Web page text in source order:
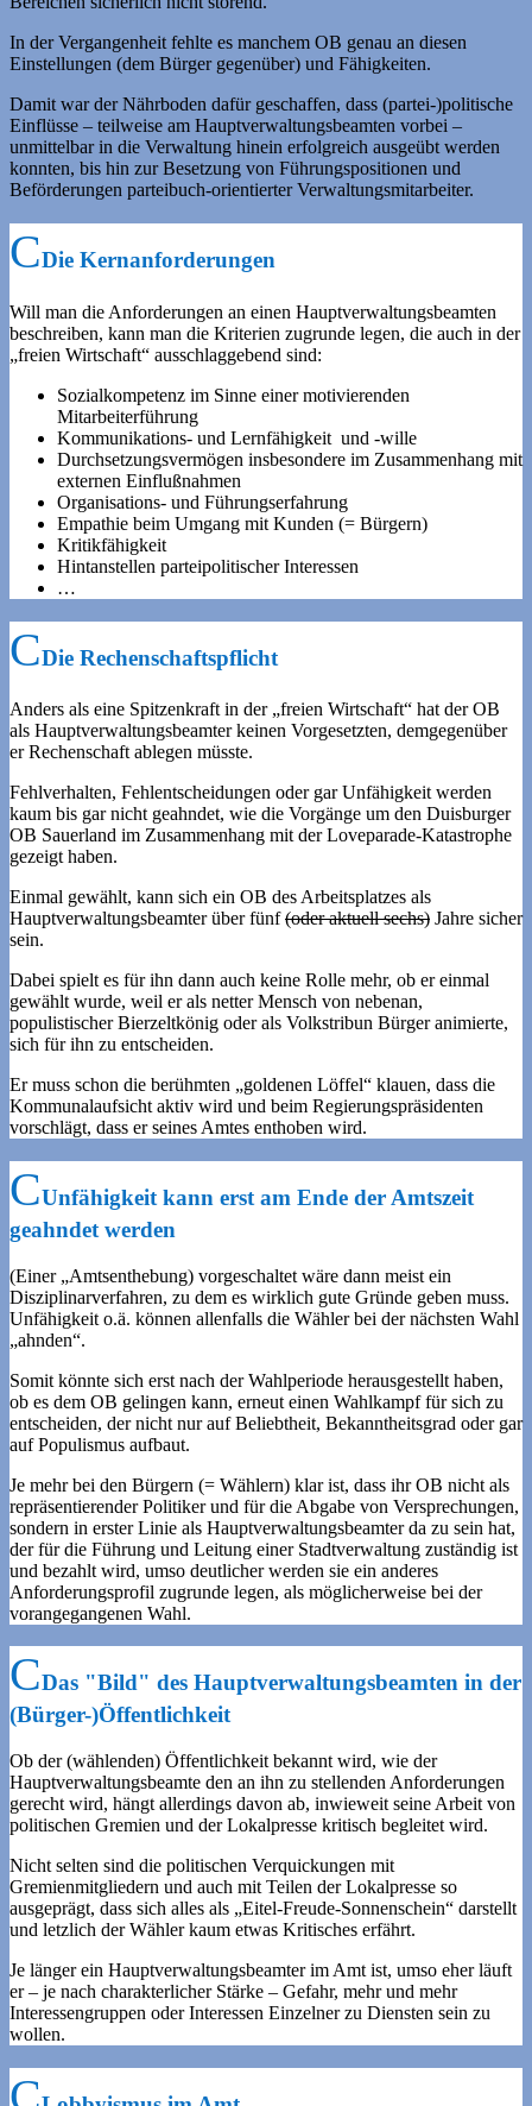
In der Vergangenheit fehlte es manchem OB genau an diesen
Einstellungen (dem Bürger gegenüber) und Fähigkeiten.
Damit war der Nährboden dafür geschaffen, dass (partei-)politische
Einflüsse – teilweise am Hauptverwaltungsbeamten vorbei –
unmittelbar in die Verwaltung hinein erfolgreich ausgeübt werden
konnten, bis hin zur Besetzung von Führungspositionen und
Beförderungen parteibuch-orientierter Verwaltungsmitarbeiter.
Die Kernanforderungen
Will man die Anforderungen an einen Hauptverwaltungsbeamten
beschreiben, kann man die Kriterien zugrunde legen, die auch in der
„freien Wirtschaft“ ausschlaggebend sind:
Sozialkompetenz im Sinne einer motivierenden
Mitarbeiterführung
Kommunikations- und Lernfähigkeit und -wille
Durchsetzungsvermögen insbesondere im Zusammenhang mit
externen Einflußnahmen
Organisations- und Führungserfahrung
Empathie beim Umgang mit Kunden (= Bürgern)
Kritikfähigkeit
Hintanstellen parteipolitischer Interessen
…
Die Rechenschaftspflicht
Anders als eine Spitzenkraft in der „freien Wirtschaft“ hat der OB
als Hauptverwaltungsbeamter keinen Vorgesetzten, demgegenüber
er Rechenschaft ablegen müsste.
Fehlverhalten, Fehlentscheidungen oder gar Unfähigkeit werden
kaum bis gar nicht geahndet, wie die Vorgänge um den Duisburger
OB Sauerland im Zusammenhang mit der Loveparade-Katastrophe
gezeigt haben.
Einmal gewählt, kann sich ein OB des Arbeitsplatzes als
Hauptverwaltungsbeamter über fünf(oder aktuell sechs) Jahre sicher
sein.
Dabei spielt es für ihn dann auch keine Rolle mehr, ob er einmal
gewählt wurde, weil er als netter Mensch von nebenan,
populistischer Bierzeltkönig oder als Volkstribun Bürger animierte,
sich für ihn zu entscheiden.
Er muss schon die berühmten „goldenen Löffel“ klauen, dass die
Kommunalaufsicht aktiv wird und beim Regierungspräsidenten
vorschlägt, dass er seines Amtes enthoben wird.
Unfähigkeit kann erst am Ende der Amtszeit
geahndet werden
(Einer „Amtsenthebung) vorgeschaltet wäre dann meist ein
Disziplinarverfahren, zu dem es wirklich gute Gründe geben muss.
Unfähigkeit o.ä. können allenfalls die Wähler bei der nächsten Wahl
„ahnden“.
Somit könnte sich erst nach der Wahlperiode herausgestellt haben,
ob es dem OB gelingen kann, erneut einen Wahlkampf für sich zu
entscheiden, der nicht nur auf Beliebtheit, Bekanntheitsgrad oder gar
auf Populismus aufbaut.
Je mehr bei den Bürgern (= Wählern) klar ist, dass ihr OB nicht als
repräsentierender Politiker und für die Abgabe von Versprechungen,
sondern in erster Linie als Hauptverwaltungsbeamter da zu sein hat,
der für die Führung und Leitung einer Stadtverwaltung zuständig ist
und bezahlt wird, umso deutlicher werden sie ein anderes
Anforderungsprofil zugrunde legen, als möglicherweise bei der
vorangegangenen Wahl.
Das "Bild" des Hauptverwaltungsbeamten in der
(Bürger-)Öffentlichkeit
Ob der (wählenden) Öffentlichkeit bekannt wird, wie der
Hauptverwaltungsbeamte den an ihn zu stellenden Anforderungen
gerecht wird, hängt allerdings davon ab, inwieweit seine Arbeit von
politischen Gremien und der Lokalpresse kritisch begleitet wird.
Nicht selten sind die politischen Verquickungen mit
Gremienmitgliedern und auch mit Teilen der Lokalpresse so
ausgeprägt, dass sich alles als „Eitel-Freude-Sonnenschein“ darstellt
und letzlich der Wähler kaum etwas Kritisches erfährt.
Je länger ein Hauptverwaltungsbeamter im Amt ist, umso eher läuft
er – je nach charakterlicher Stärke – Gefahr, mehr und mehr
Interessengruppen oder Interessen Einzelner zu Diensten sein zu
wollen.